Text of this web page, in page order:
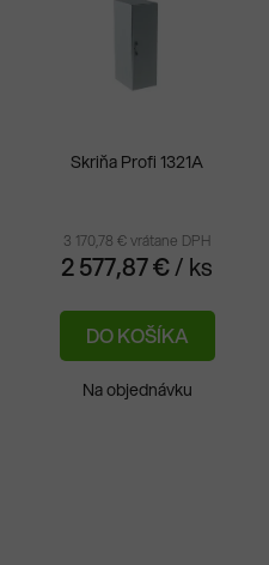
Skriňa Profi 1321A
3 170,78 € vrátane DPH
2 577,87 €/ ks
DO KOŠÍKA
Na objednávku